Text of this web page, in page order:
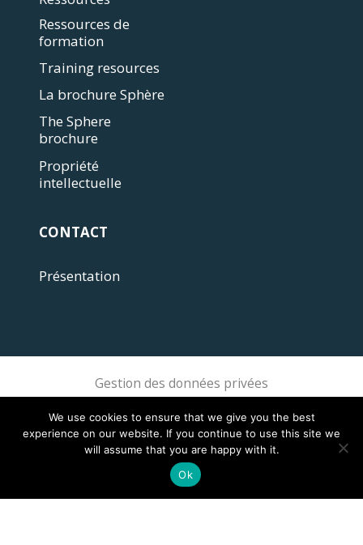
Ressources de
formation
Training resources
La brochure Sphère
The Sphere
brochure
Propriété
intellectuelle
CONTACT
Présentation
Gestion des données privées
We use cookies to ensure that we give you the best
experience on our website. If you continue to use this site we
will assume that you are happy with it.
Ok